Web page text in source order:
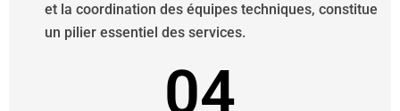
et la coordination des équipes techniques, constitue
un pilier essentiel des services.
04